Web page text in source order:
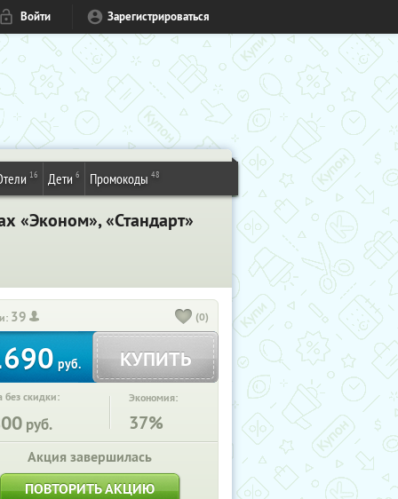
Войти Зарегистрироваться
16 Дети 6 Промокоды 48
«Эконом», «Стандарт»
39 (0)
руб. КУПИТЬ
без скидки:
руб.
Экономия:
37%
Акция завершилась
ПОВТОРИТЬ АКЦИЮ